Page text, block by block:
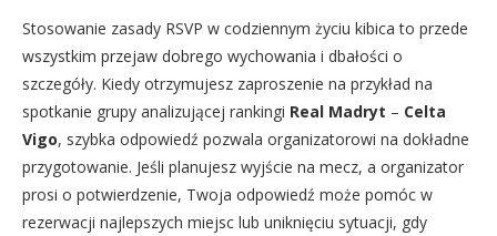
Stosowanie zasady RSVP w codziennym życiu kibica to przede
wszystkim przejaw dobrego wychowania i dbałości o
szczegóły. Kiedy otrzymujesz zaproszenie na przykład na
spotkanie grupy analizującej rankingi Real Madryt – Celta
Vigo, szybka odpowiedź pozwala organizatorowi na dokładne
przygotowanie. Jeśli planujesz wyjście na mecz, a organizator
prosi o potwierdzenie, Twoja odpowiedź może pomóc w
rezerwacji najlepszych miejsc lub uniknięciu sytuacji, gdy